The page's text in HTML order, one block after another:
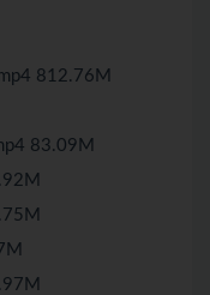
812.76M
83.09M